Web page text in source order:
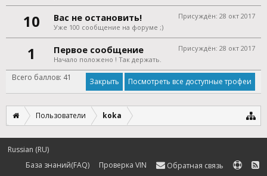
10 Присуждён: 28 окт 2017
Вас не остановить!
Уже 100 сообщение на форуме ;)
1 Присуждён: 28 окт 2017
Первое сообщение
Начало положено ! Так держать.
Всего баллов: 41 Посмотреть все доступные трофеи
Пользователи koka
Russian (RU)
База знаний(FAQ)
Проверка VIN Обратная связь